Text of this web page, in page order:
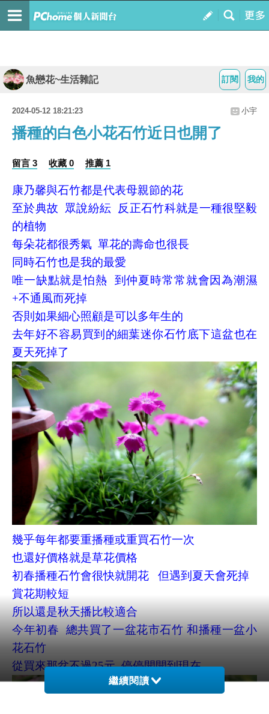
我的
訂閱
魚戀花~生活雜記
2024-05-12 18:21:23 小宇
播種的白色小花石竹近日也開了
留言 3 收藏 0 推薦 1
康乃馨與石竹都是代表母親節的花
至於典故 眾說紛紜 反正石竹科就是一種很堅毅
的植物
每朵花都很秀氣 單花的壽命也很長
同時石竹也是我的最愛
唯一缺點就是怕熱 到仲夏時常常就會因為潮濕
+不通風而死掉
否則如果細心照顧是可以多年生的
去年好不容易買到的細葉迷你石竹底下這盆也在
夏天死掉了
幾乎每年都要重播種或重買石竹一次
也還好價格就是草花價格
初春播種石竹會很快就開花 但遇到夏天會死掉
賞花期較短
所以還是秋天播比較適合
今年初春 總共買了一盆花市石竹 和播種一盆小
花石竹
從買來那盆不過25元 停停開開到現在
繼續閱讀